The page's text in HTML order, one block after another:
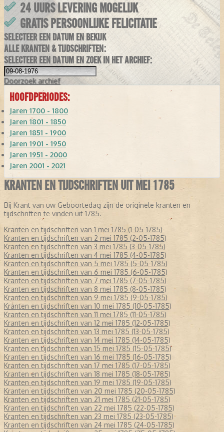
24 UURS LEVERING MOGELIJK
GRATIS PERSOONLIJKE FELICITATIE
SELECTEER EEN DATUM EN BEKIJK
ALLE KRANTEN & TIJDSCHRIFTEN:
SELECTEER EEN DATUM EN ZOEK IN HET ARCHIEF:
Doorzoek archief
HOOFDPERIODES:
Jaren 1700 - 1800
Jaren 1801 - 1850
Jaren 1851 - 1900
Jaren 1901 - 1950
Jaren 1951 - 2000
Jaren 2001 - 2021
KRANTEN EN TIJDSCHRIFTEN UIT MEI 1785
Bij Krant van uw Geboortedag zijn de originele kranten en
tijdschriften te vinden uit 1785.
Kranten en tijdschriften van 1 mei 1785 (1-05-1785)
Kranten en tijdschriften van 2 mei 1785 (2-05-1785)
Kranten en tijdschriften van 3 mei 1785 (3-05-1785)
Kranten en tijdschriften van 4 mei 1785 (4-05-1785)
Kranten en tijdschriften van 5 mei 1785 (5-05-1785)
Kranten en tijdschriften van 6 mei 1785 (6-05-1785)
Kranten en tijdschriften van 7 mei 1785 (7-05-1785)
Kranten en tijdschriften van 8 mei 1785 (8-05-1785)
Kranten en tijdschriften van 9 mei 1785 (9-05-1785)
Kranten en tijdschriften van 10 mei 1785 (10-05-1785)
Kranten en tijdschriften van 11 mei 1785 (11-05-1785)
Kranten en tijdschriften van 12 mei 1785 (12-05-1785)
Kranten en tijdschriften van 13 mei 1785 (13-05-1785)
Kranten en tijdschriften van 14 mei 1785 (14-05-1785)
Kranten en tijdschriften van 15 mei 1785 (15-05-1785)
Kranten en tijdschriften van 16 mei 1785 (16-05-1785)
Kranten en tijdschriften van 17 mei 1785 (17-05-1785)
Kranten en tijdschriften van 18 mei 1785 (18-05-1785)
Kranten en tijdschriften van 19 mei 1785 (19-05-1785)
Kranten en tijdschriften van 20 mei 1785 (20-05-1785)
Kranten en tijdschriften van 21 mei 1785 (21-05-1785)
Kranten en tijdschriften van 22 mei 1785 (22-05-1785)
Kranten en tijdschriften van 23 mei 1785 (23-05-1785)
Kranten en tijdschriften van 24 mei 1785 (24-05-1785)